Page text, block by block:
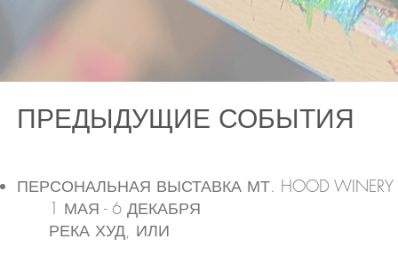
ПРЕДЫДУЩИЕ СОБЫТИЯ
ПЕРСОНАЛЬНАЯ ВЫСТАВКА МТ. HOOD WINERY
1 МАЯ - 6 ДЕКАБРЯ
РЕКА ХУД, ИЛИ